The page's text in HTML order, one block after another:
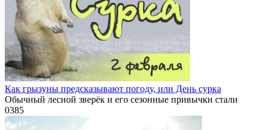
Как грызуны предсказывают погоду, или День сурка
Обычный лесной зверёк и его сезонные привычки стали
0385